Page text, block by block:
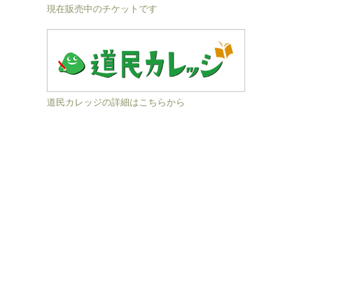
現在販売中のチケットです
道民カレッジの詳細はこちらから